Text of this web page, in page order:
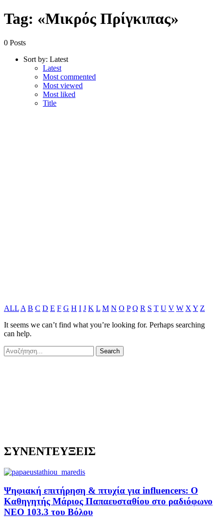
Tag: «Μικρός Πρίγκιπας»
0 Posts
Sort by: Latest
Latest
Most commented
Most viewed
Most liked
Title
ALL A B C D E F G H I J K L M N O P Q R S T U V W X Y Z
It seems we can’t find what you’re looking for. Perhaps searching
can help.
ΣΥΝΕΝΤΕΥΞΕΙΣ
Ψηφιακή επιτήρηση & πτυχία για influencers: Ο
Καθηγητής Μάριος Παπαευσταθίου στο ραδιόφωνο
NEO 103.3 του Βόλου